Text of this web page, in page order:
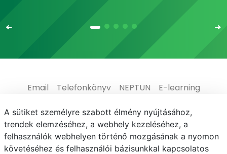
Email Telefonkönyv NEPTUN
E-learning
Médiaközpont
Informatikai Igazgatóság
Adatvédelem
A sütiket személyre szabott élmény nyújtásához,
trendek elemzéséhez, a webhely kezeléséhez, a
felhasználók webhelyen történő mozgásának a nyomon
követéséhez és felhasználói bázisunkkal kapcsolatos